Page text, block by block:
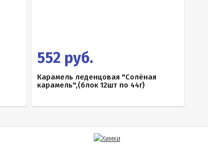
552 руб.
Карамель леденцовая "Солёная
карамель",(блок 12шт по 44г)